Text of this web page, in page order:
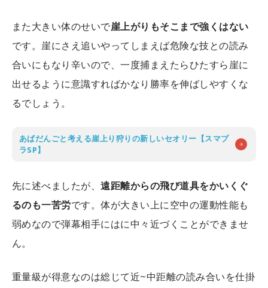
また大きい体のせいで崖上がりもそこまで強くはない
です。崖にさえ追いやってしまえば危険な技との読み
合いにもなり辛いので、一度捕まえたらひたすら崖に
出せるように意識すればかなり勝率を伸ばしやすくな
るでしょう。
あばだんごと考える崖上り狩りの新しいセオリー【スマブ
ラSP】
先に述べましたが、遠距離からの飛び道具をかいくぐ
るのも一苦労です。体が大きい上に空中の運動性能も
弱めなので弾幕相手にはに中々近づくことができませ
ん。
重量級が得意なのは総じて近~中距離の読み合いを仕掛